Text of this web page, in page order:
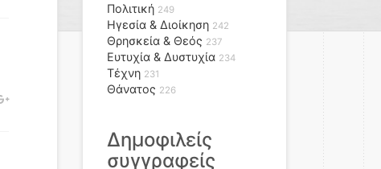
Πολιτική 249
Ηγεσία & Διοίκηση 242
Θρησκεία & Θεός 237
Ευτυχία & Δυστυχία 234
Τέχνη 231
Θάνατος 226
Δημοφιλείς
συγγραφείς